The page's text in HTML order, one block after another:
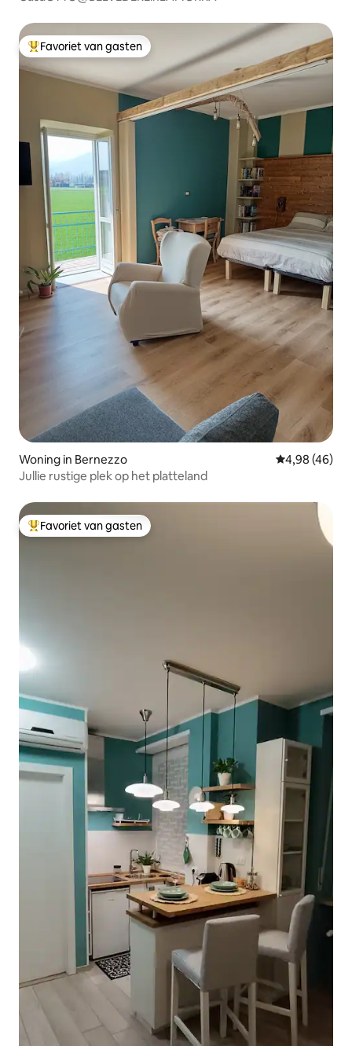
Topfavoriet van gasten
Favoriet van gasten
Woning in Bernezzo Gemiddelde
4,98 (46)
Jullie rustige plek op het platteland
Topfavoriet van gasten
Favoriet van gasten